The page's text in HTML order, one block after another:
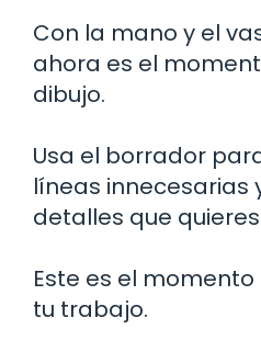
Con la mano y el
ahora es el
dibujo.
Usa el borrador
líneas innecesarias
detalles que
Este es el
tu trabajo.